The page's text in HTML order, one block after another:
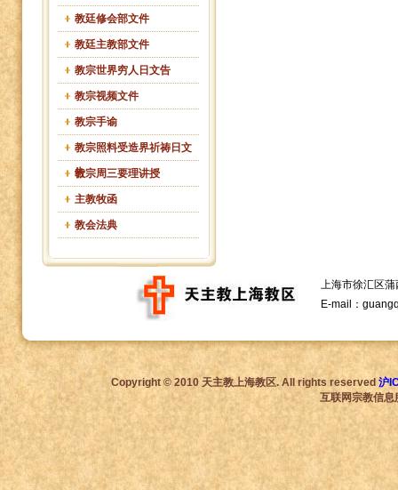
教廷修会部文件
教廷主教部文件
教宗世界穷人日文告
教宗视频文件
教宗手谕
教宗照料受造界祈祷日文
告
教宗周三要理讲授
主教牧函
教会法典
上海市徐汇区
E-mail：
Copyright © 2010 天主教上海教区. All rights reserved 沪
互联网宗教信息服